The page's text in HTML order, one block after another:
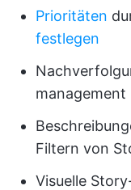
Prioritäten
festlegen
management
Filtern von
Visuelle